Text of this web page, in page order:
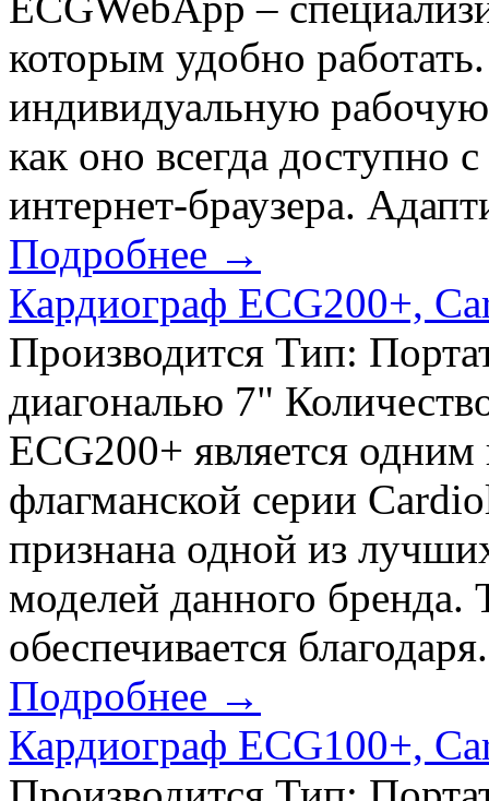
которым удобно
индивидуальную
как оно всегда доступно
интернет-браузера.
Подробнее →
Кардиограф ECG200+,
Производится Тип:
диагональю 7"
ECG200+ является
флагманской серии
признана одной из
моделей данного бренда.
обеспечивается
Подробнее →
Кардиограф ECG100+,